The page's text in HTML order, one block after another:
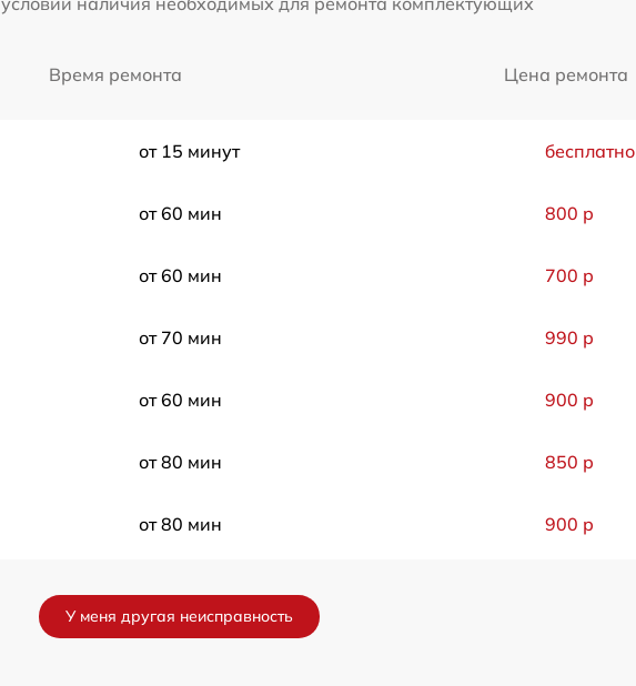
Время ремонта Цена ремонта
от 15 минут бесплатно
от 60 мин 800 р
от 60 мин 700 р
от 70 мин 990 р
от 60 мин 900 р
от 80 мин 850 р
от 80 мин 900 р
У меня другая неисправность